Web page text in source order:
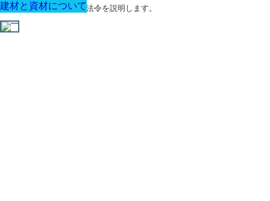
建築に関する用語と関連法令を説明します。
建材と資材について
建材と資材について
建材と資材について
建材と資材について
建材と資材について
建材と資材について
建材と資材について